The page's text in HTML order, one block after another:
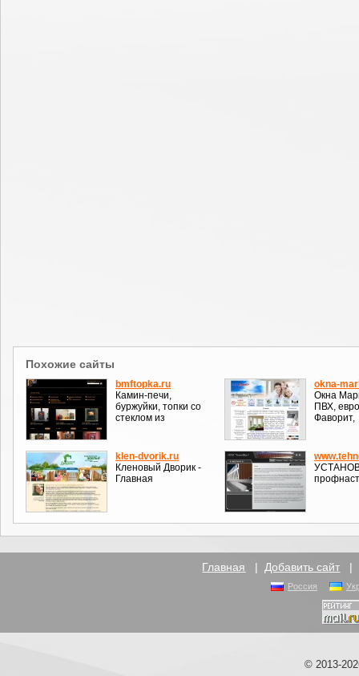
Похожие сайты
bmftopka.ru
Камин-печи,
буржуйки, топки со
стеклом из
okna-
Окна
ПВХ,
Фаворит,
klen-dvorik.ru
Кленовый Дворик -
Главная
Главная | Добавить сайт |
Россия
© 2013-